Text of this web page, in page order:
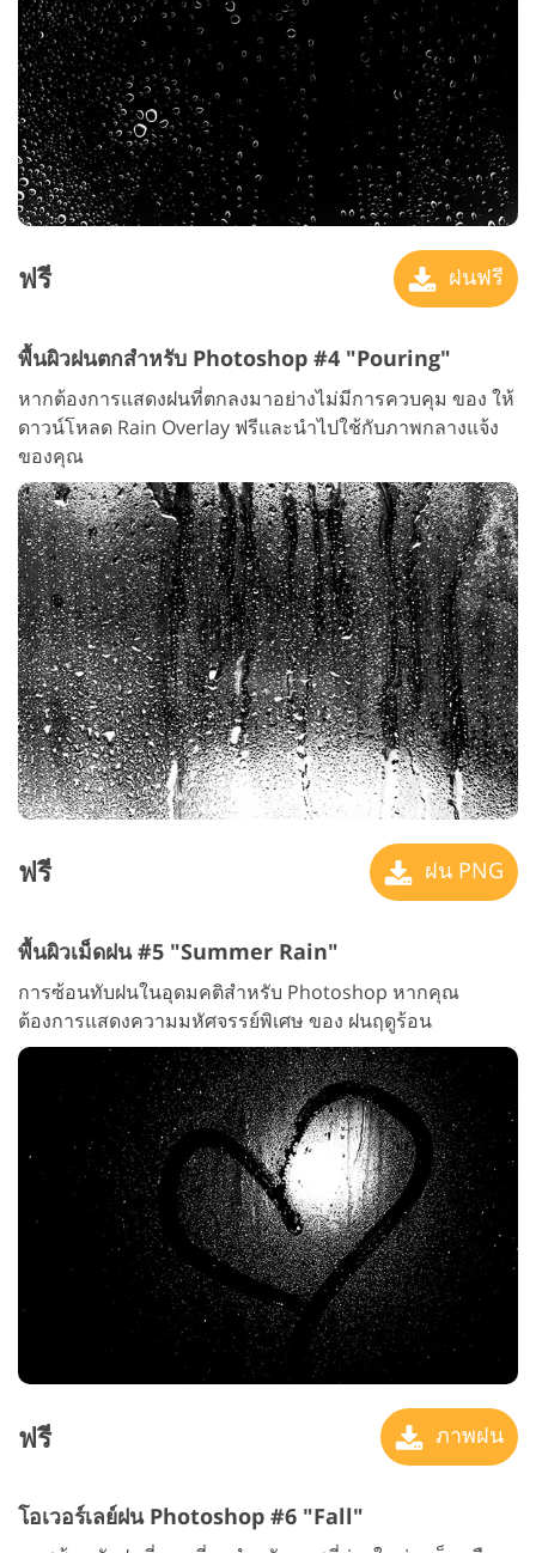
ฟรี ฝนฟรี
พื้นผิวฝนตกสำหรับ Photoshop #4 "Pouring"
หากต้องการแสดงฝนที่ตกลงมาอย่างไม่มีการควบคุม ของ ให้
ดาวน์โหลด Rain Overlay ฟรีและนำไปใช้กับภาพกลางแจ้ง
ของคุณ
ฟรี ฝน PNG
พื้นผิวเม็ดฝน #5 "Summer Rain"
การซ้อนทับฝนในอุดมคติสำหรับ Photoshop หากคุณ
ต้องการแสดงความมหัศจรรย์พิเศษ ของ ฝนฤดูร้อน
ฟรี ภาพฝน
โอเวอร์เลย์ฝน Photoshop #6 "Fall"